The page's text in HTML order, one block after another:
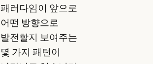
패러다임이 앞으로
어떤 방향으로
발전할지 보여주는
몇 가지 패턴이